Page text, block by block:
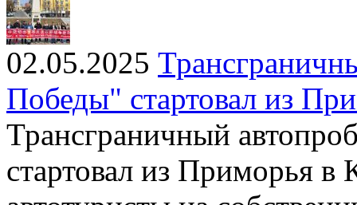
02.05.2025
Победы" стартовал из
Трансграничный
стартовал из Приморья в